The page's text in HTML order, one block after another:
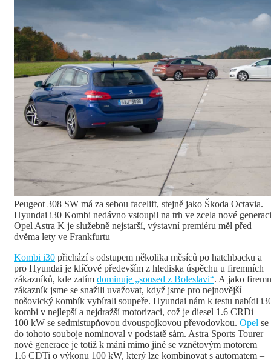
Peugeot 308 SW má za sebou facelift, stejně jako Škoda Octavia.
Hyundai i30 Kombi nedávno vstoupil na trh ve zcela nové
Opel Astra K je služebně nejstarší, výstavní premiéru měl před
dvěma lety ve Frankfurtu
Kombi i30 přichází s odstupem několika měsíců po hatchbacku a
pro Hyundai je klíčové především z hlediska úspěchu u firemních
zákazníků, kde zatím dominuje „soused z Boleslavi“. A jako
zákazník jsme se snažili uvažovat, když jsme pro nejnovější
nošovický kombík vybírali soupeře. Hyundai nám k testu nabídl
kombi v nejlepší a nejdražší motorizaci, což je diesel 1.6 CRDi
100 kW se sedmistupňovou dvouspojkovou převodovkou. Opel se
do tohoto souboje nominoval v podstatě sám. Astra Sports Tourer
nové generace je totiž k mání mimo jiné se vznětovým motorem
1.6 CDTi o výkonu 100 kW, který lze kombinovat s automatem –